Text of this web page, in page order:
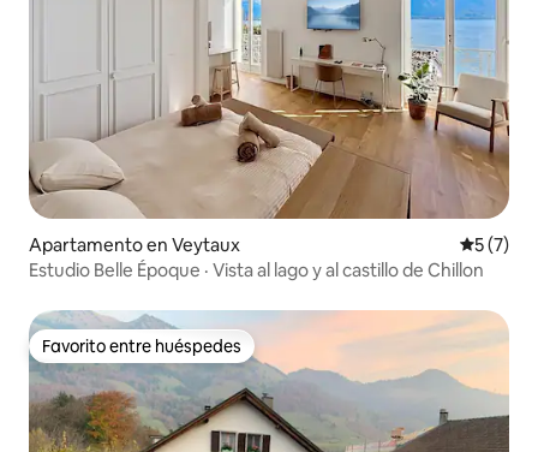
Apartamento en Veytaux
5 (7)
Estudio Belle Époque · Vista al lago y al castillo de Chillon
Favorito entre huéspedes
Favorito entre huéspedes